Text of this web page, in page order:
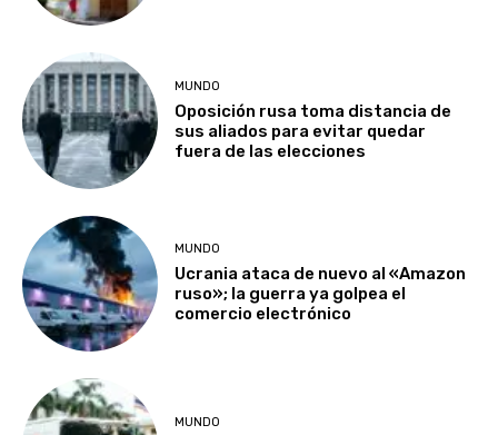
MUNDO
Oposición rusa toma distancia de
sus aliados para evitar quedar
fuera de las elecciones
MUNDO
Ucrania ataca de nuevo al «Amazon
ruso»; la guerra ya golpea el
comercio electrónico
MUNDO